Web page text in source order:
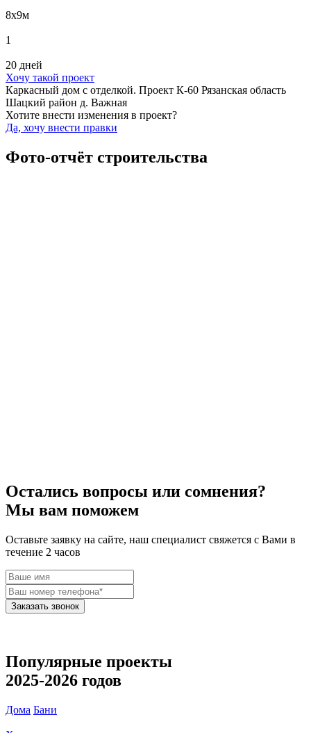
8x9м
1
20 дней
Хочу такой проект
Каркасный дом с отделкой. Проект К-60 Рязанская область
Шацкий район д. Важная
Хотите внести изменения в проект?
Да, хочу внести правки
Фото-отчёт строительства
Остались вопросы или сомнения?
Мы вам поможем
Оставьте заявку на сайте, наш специалист свяжется с Вами в
течение 2 часов
Заказать звонок
Популярные проекты
2025-2026 годов
Дома Бани